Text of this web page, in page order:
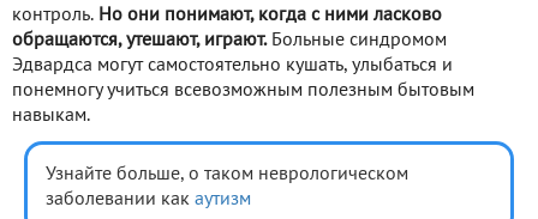
контроль. Но они понимают, когда с ними ласково
обращаются, утешают, играют.Больные синдромом
Эдвардса могут самостоятельно кушать, улыбаться и
понемногу учиться всевозможным полезным бытовым
навыкам.
Узнайте больше, о таком неврологическом
заболевании как аутизм